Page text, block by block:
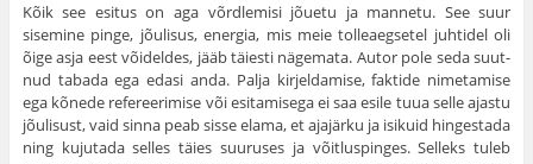
Kõik see esitus on aga võrdlemisi jõuetu ja mannetu. See suur
sisemine pinge, jõulisus, energia, mis meie tolleaegsetel juhtidel oli
õige asja eest võideldes, jääb täiesti nägemata. Autor pole seda suut­
nud tabada ega edasi anda. Palja kirjeldamise, faktide nimetamise
ega kõnede refereerimise või esitamisega ei saa esile tuua selle ajastu
jõulisust, vaid sinna peab sisse elama, et ajajärku ja isikuid hingestada
ning kujutada selles täies suuruses ja võitluspinges. Sel­leks tuleb